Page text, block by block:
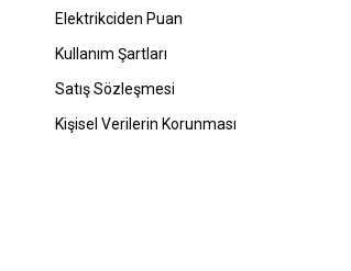
Elektrikciden Puan
Kullanım Şartları
Satış Sözleşmesi
Kişisel Verilerin Korunması